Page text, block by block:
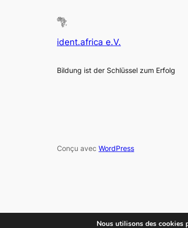
ident.africa e.V.
Bildung ist der Schlüssel zum Erfolg
Conçu avec WordPress
Nous utilisons des cookies